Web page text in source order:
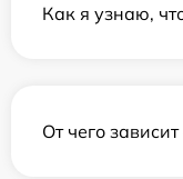
Как я узнаю,
От чего